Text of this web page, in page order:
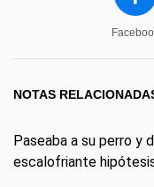
NOTAS
Paseaba a su perro y
escalofriante